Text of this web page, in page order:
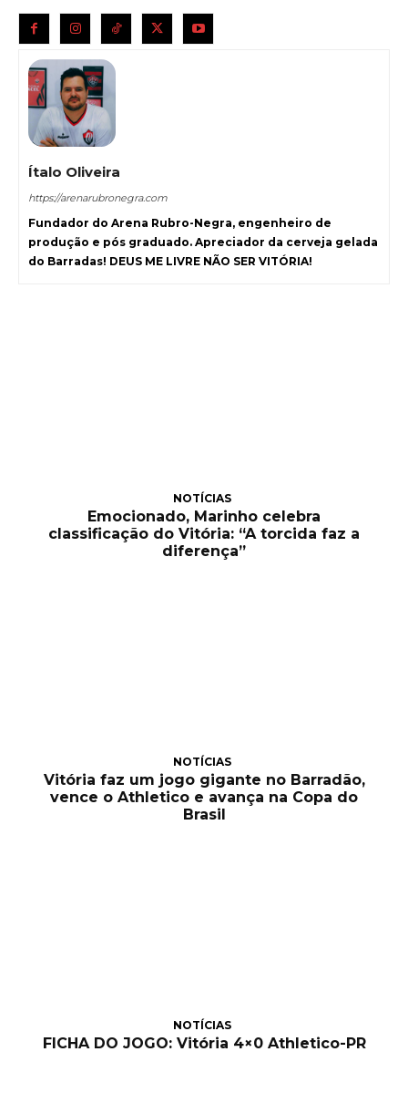
Ítalo Oliveira
https://arenarubronegra.com
Fundador do Arena Rubro-Negra, engenheiro de
produção e pós graduado. Apreciador da cerveja gelada
do Barradas! DEUS ME LIVRE NÃO SER VITÓRIA!
NOTÍCIAS
Emocionado, Marinho celebra
classificação do Vitória: “A torcida faz a
diferença”
NOTÍCIAS
Vitória faz um jogo gigante no Barradão,
vence o Athletico e avança na Copa do
Brasil
NOTÍCIAS
FICHA DO JOGO: Vitória 4×0 Athletico-PR